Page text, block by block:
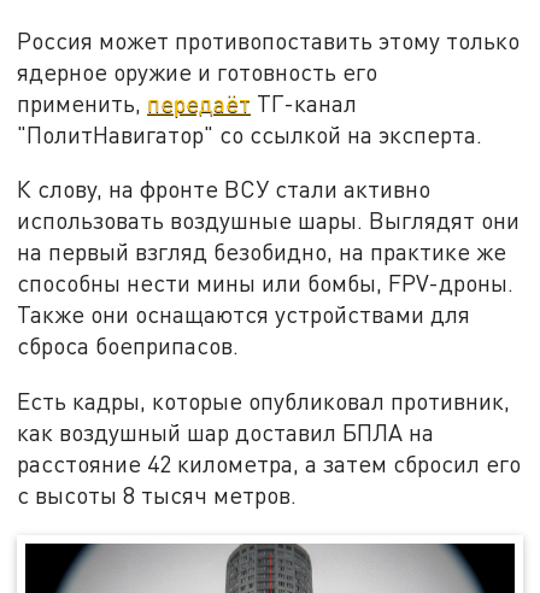
Россия может противопоставить этому только
ядерное оружие и готовность его
применить, передаёт ТГ-канал
"ПолитНавигатор" со ссылкой на эксперта.
К слову, на фронте ВСУ стали активно
использовать воздушные шары. Выглядят они
на первый взгляд безобидно, на практике же
способны нести мины или бомбы, FPV-дроны.
Также они оснащаются устройствами для
сброса боеприпасов.
Есть кадры, которые опубликовал противник,
как воздушный шар доставил БПЛА на
расстояние 42 километра, а затем сбросил его
с высоты 8 тысяч метров.